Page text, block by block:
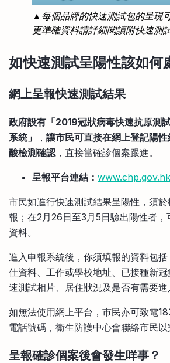
▲每個品牌的快速測試包的呈現
更準確資料請詳細閱讀附快速測
如快速測試呈陽性該如何
網上呈報快速測試結果
政府設有「2019冠狀病毒快速抗原測
系統」
， 讓市民可直接在網上登記陽
酸檢測確認 ，直接當確診個案跟進。
呈報平台連結：
市民如進行快速測試結果呈陽性，須
報；在2月26日至3月5日驗出陽性者，
資料。
進入申報系統後，你須填報的資料包括
仕資料、工作或學校地址、已接種新
速測試相片、居住狀況及是否有需要進
如無法使用網上平台，市民亦可致電
電話號碼，衞生防護中心會聯絡市民以
呈報確診個案後會發生咩事？